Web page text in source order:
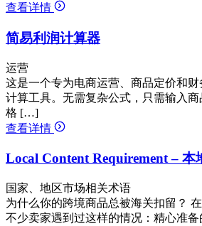
查看详情
简易利润计算器
运营
这是一个专为电商运营、商品定价和
计算工具。无需复杂公式，只需输入
格 […]
查看详情
Local Content Requirement – 本
国家、地区市场相关术语
为什么你的跨境商品总被海关扣留？
不少卖家遇到过这样的情况：精心准